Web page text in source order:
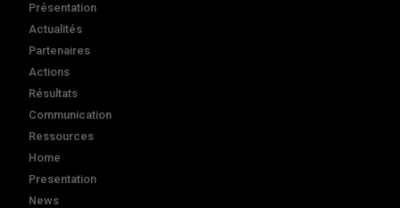
Présentation
Actualités
Partenaires
Actions
Résultats
Communication
Ressources
Home
Presentation
News